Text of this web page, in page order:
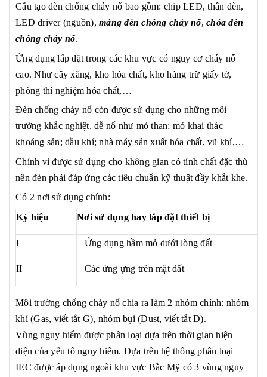
Cấu tạo đèn chống cháy nổ bao gồm: chip LED, thân đèn,
LED driver (nguồn), máng đèn chống cháy nổ, chóa đèn
chống cháy nổ.
Ứng dụng lắp đặt trong các khu vực có nguy cơ cháy nổ
cao. Như cây xăng, kho hóa chất, kho hàng trữ giấy tờ,
phòng thí nghiệm hóa chất,…
Đèn chống cháy nổ còn được sử dụng cho những môi
trường khắc nghiệt, dễ nổ như mỏ than; mỏ khai thác
khoáng sản; dầu khí; nhà máy sản xuất hóa chất, vũ khí,…
Chính vì được sử dụng cho không gian có tính chất đặc thù
nên đèn phải đáp ứng các tiêu chuẩn kỹ thuật đầy khắt khe.
Có 2 nơi sử dụng chính:
Ký hiệu
Nơi sử dụng hay lắp đặt thiết bị
I Ứng dụng hầm mỏ dưới lòng đất
II Các ứng ựng trên mặt đất
Môi trường chống cháy nổ chia ra làm 2 nhóm chính: nhóm
khí (Gas, viết tắt G), nhóm bụi (Dust, viết tắt D).
Vùng nguy hiểm được phân loại dựa trên thời gian hiện
diện của yếu tố nguy hiểm. Dựa trên hệ thống phân loại
IEC được áp dụng ngoài khu vực Bắc Mỹ có 3 vùng nguy